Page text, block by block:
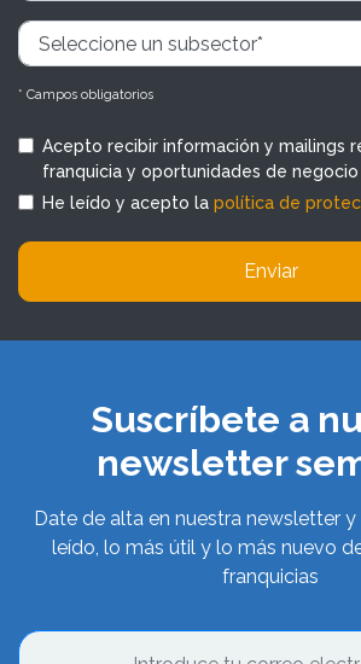
* Campos obligatorios
Acepto recibir información y mailings
franquicia y oportunidades de negocio
He leído y acepto la política de
Enviar
Suscríbete a
newsletter
Date de alta en nuestra newsletter
leído, lo más útil y lo más nuevo
franquicias